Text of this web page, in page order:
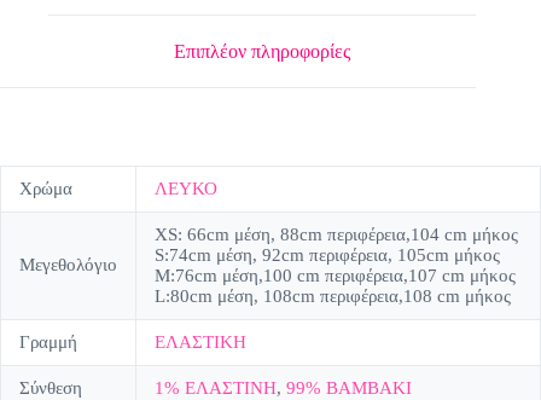
Επιπλέον πληροφορίες
Χρώμα ΛΕΥΚΟ
Μεγεθολόγιο
XS: 66cm μέση, 88cm περιφέρεια,104 cm μήκος
S:74cm μέση, 92cm περιφέρεια, 105cm μήκος
M:76cm μέση,100 cm περιφέρεια,107 cm μήκος
L:80cm μέση, 108cm περιφέρεια,108 cm μήκος
Γραμμή ΕΛΑΣΤΙΚΗ
Σύνθεση 1% ΕΛΑΣΤΙΝΗ, 99% ΒΑΜΒΑΚΙ